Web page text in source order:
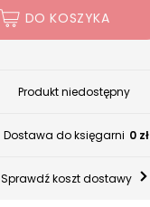
DO KOSZYKA
Produkt niedostępny
Dostawa do księgarni 0 zł
Sprawdź koszt dostawy